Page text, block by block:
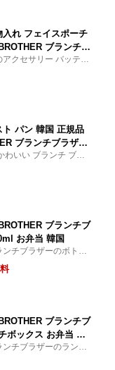
れ フェイスポーチ
ブランチブ
スト ベージュ 韓国
の形 ふかふか
クセサリー バッテリ
入れ
パン 韓国 正規品
ブランチブラザー
ベージュ ブラック
わいい ブランチ ブラ
器 ケース おしゃれ パ
のペンケース 中学生
ブランチブ
お弁当 韓国
チブラザーのボトル
ブランチブ
ボックス お弁当 韓
チブラザーのランチ